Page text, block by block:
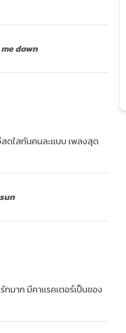
down
ดใสกันคนละเเบบ เพลงสุด
มาก มีคาเเรคเตอร์เป็นของ